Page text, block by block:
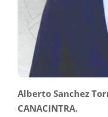
Alberto Sanchez
CANACINTRA.